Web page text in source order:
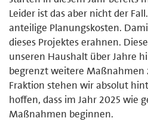
Leider ist das aber nicht der
anteilige Planungskosten.
dieses Projektes erahnen.
unseren Haushalt über Jahre
begrenzt weitere Maßnahmen
Fraktion stehen wir absolut
hoffen, dass im Jahr 2025 wie
Maßnahmen beginnen.